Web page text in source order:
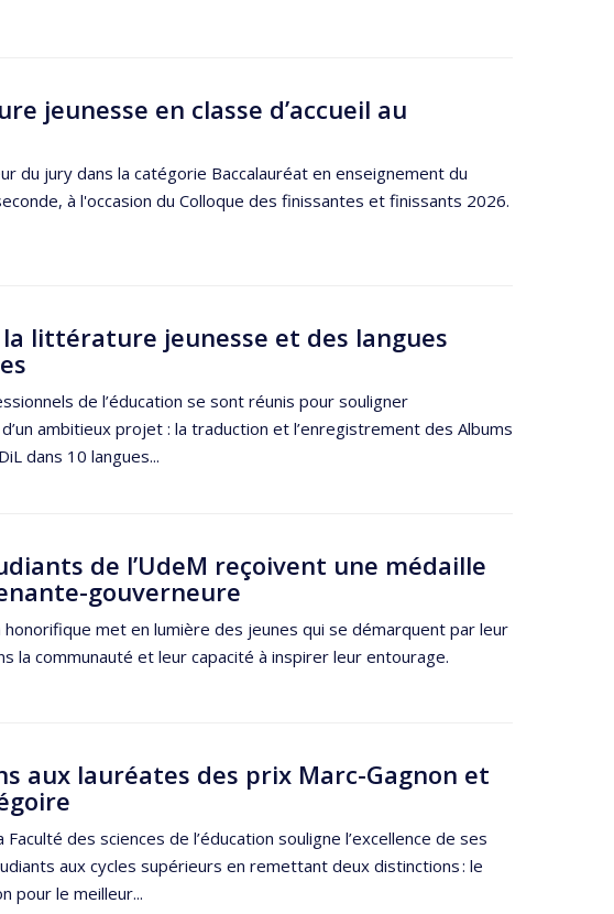
jeunesse en classe d’accueil au
du jury dans la catégorie Baccalauréat en enseignement du
à l'occasion du Colloque des finissantes et finissants 2026.
littérature jeunesse et des langues
de l’éducation se sont réunis pour souligner
ambitieux projet : la traduction et l’enregistrement des Albums
dans 10 langues...
de l’UdeM reçoivent une médaille
gouverneure
met en lumière des jeunes qui se démarquent par leur
la communauté et leur capacité à inspirer leur entourage.
aux lauréates des prix Marc-Gagnon et
Faculté des sciences de l’éducation souligne l’excellence de ses
aux cycles supérieurs en remettant deux distinctions : le
pour le meilleur...